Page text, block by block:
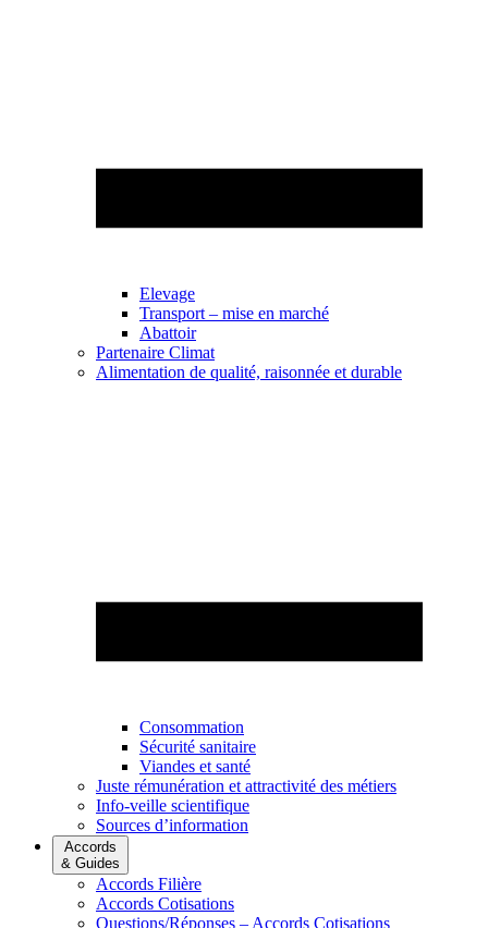
Elevage
Transport – mise en marché
Abattoir
Partenaire Climat
Alimentation de qualité, raisonnée et durable
Consommation
Sécurité sanitaire
Viandes et santé
Juste rémunération et attractivité des métiers
Info-veille scientifique
Sources d’information
Accords
& Guides
Accords Filière
Accords Cotisations
Questions/Réponses – Accords Cotisations